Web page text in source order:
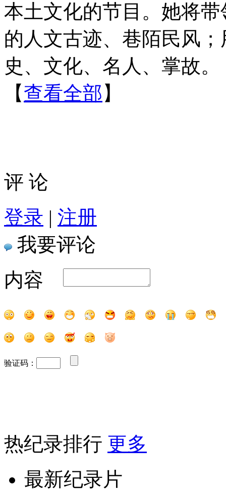
本土文化的节目。她将
的人文古迹、巷陌民风
史、文化、名人、掌故。
【查看全部 】
评 论
登录 | 注册
我要评论
内容
验证码：
热纪录排行 更多
最新纪录片